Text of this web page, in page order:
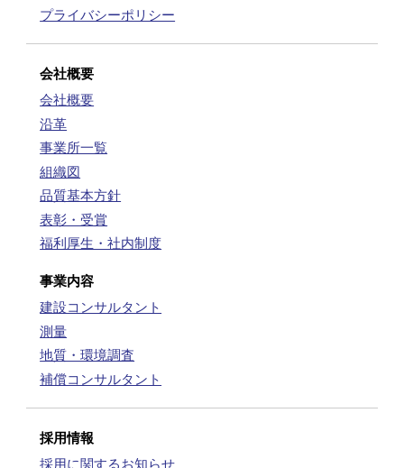
プライバシーポリシー
会社概要
会社概要
沿革
事業所一覧
組織図
品質基本方針
表彰・受賞
福利厚生・社内制度
事業内容
建設コンサルタント
測量
地質・環境調査
補償コンサルタント
採用情報
採用に関するお知らせ